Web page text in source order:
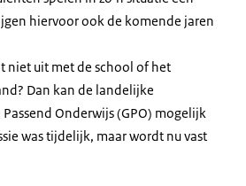
hiervoor ook de komende jaren
niet uit met de school of het
Dan kan de landelijke
Onderwijs (GPO) mogelijk
was tijdelijk, maar wordt nu vast